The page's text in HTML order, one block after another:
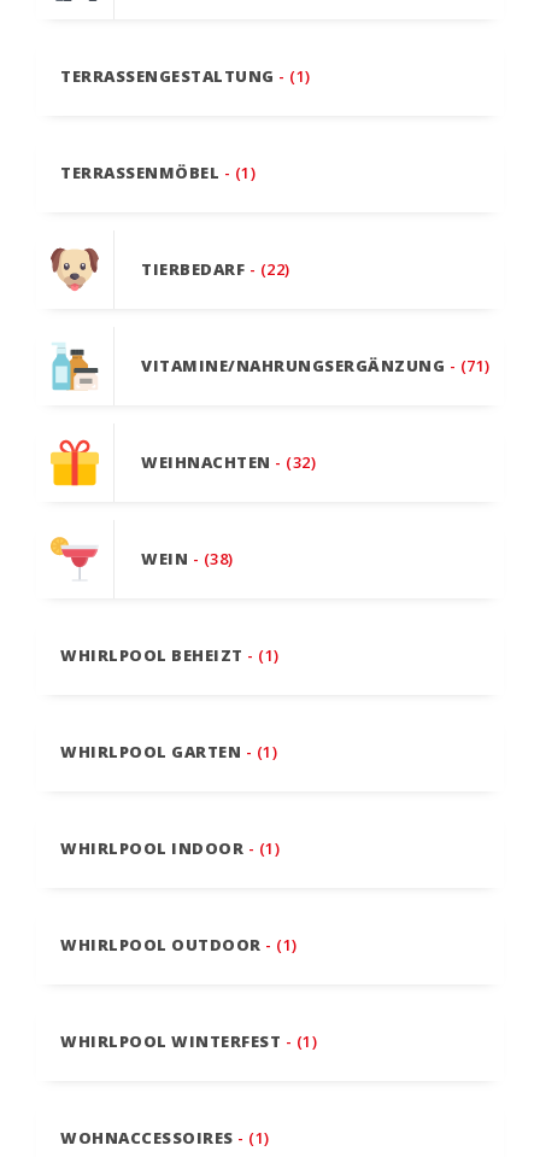
TERRASSENGESTALTUNG - (1)
TERRASSENMÖBEL - (1)
TIERBEDARF - (22)
VITAMINE/NAHRUNGSERGÄNZUNG - (71)
WEIHNACHTEN - (32)
WEIN - (38)
WHIRLPOOL BEHEIZT - (1)
WHIRLPOOL GARTEN - (1)
WHIRLPOOL INDOOR - (1)
WHIRLPOOL OUTDOOR - (1)
WHIRLPOOL WINTERFEST - (1)
WOHNACCESSOIRES - (1)